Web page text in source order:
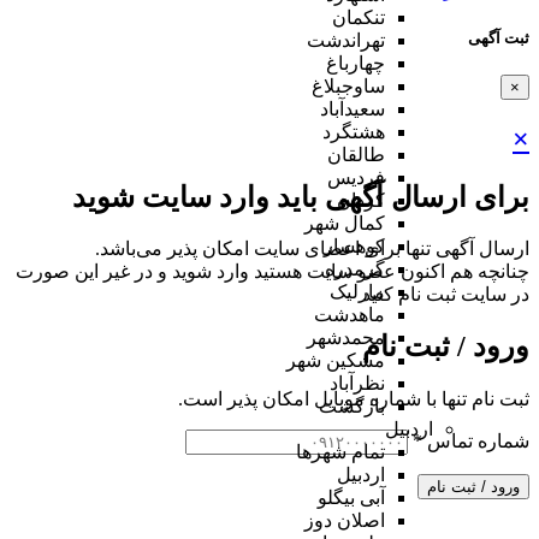
ثبت آگهی
×
×
برای ارسال آگهی باید وارد سایت شوید
ارسال آگهی تنها برای اعضای سایت امکان پذیر می‌باشد.
چنانچه هم‌ اکنون عضو سایت هستید وارد شوید و در غیر این صورت
در سایت ثبت نام کنید
ورود / ثبت نام
ثبت نام تنها با شماره موبایل امکان پذیر است.
شماره تماس*
ورود / ثبت نام
تنکمان
تهراندشت
چهارباغ
ساوجبلاغ
سعیدآباد
هشتگرد
طالقان
فردیس
کردان
کمال شهر
کوهسار
گرمدره
مارلیک
ماهدشت
محمدشهر
مشکین شهر
نظرآباد
بازگشت
اردبیل
تمام شهر‌ها
اردبیل
آبی بیگلو
اصلان دوز